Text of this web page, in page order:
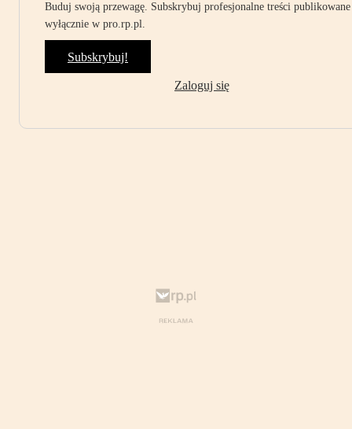
Buduj swoją przewagę. Subskrybuj profesjonalne treści publikowane
wyłącznie w pro.rp.pl.
Subskrybuj!
Zaloguj się